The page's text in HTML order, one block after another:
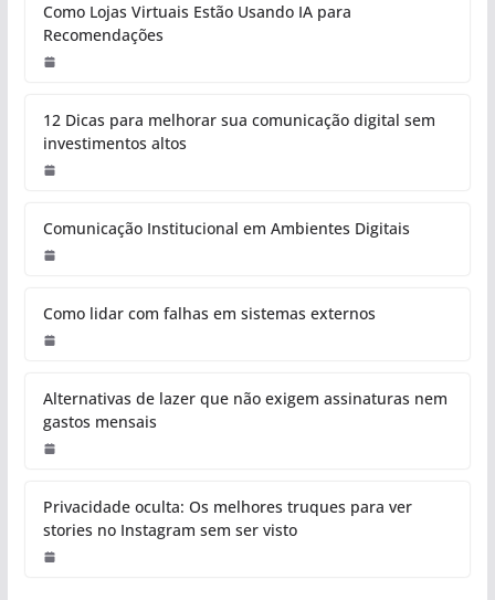
Como Lojas Virtuais Estão Usando IA para
Recomendações
12 Dicas para melhorar sua comunicação digital sem
investimentos altos
Comunicação Institucional em Ambientes Digitais
Como lidar com falhas em sistemas externos
Alternativas de lazer que não exigem assinaturas nem
gastos mensais
Privacidade oculta: Os melhores truques para ver
stories no Instagram sem ser visto